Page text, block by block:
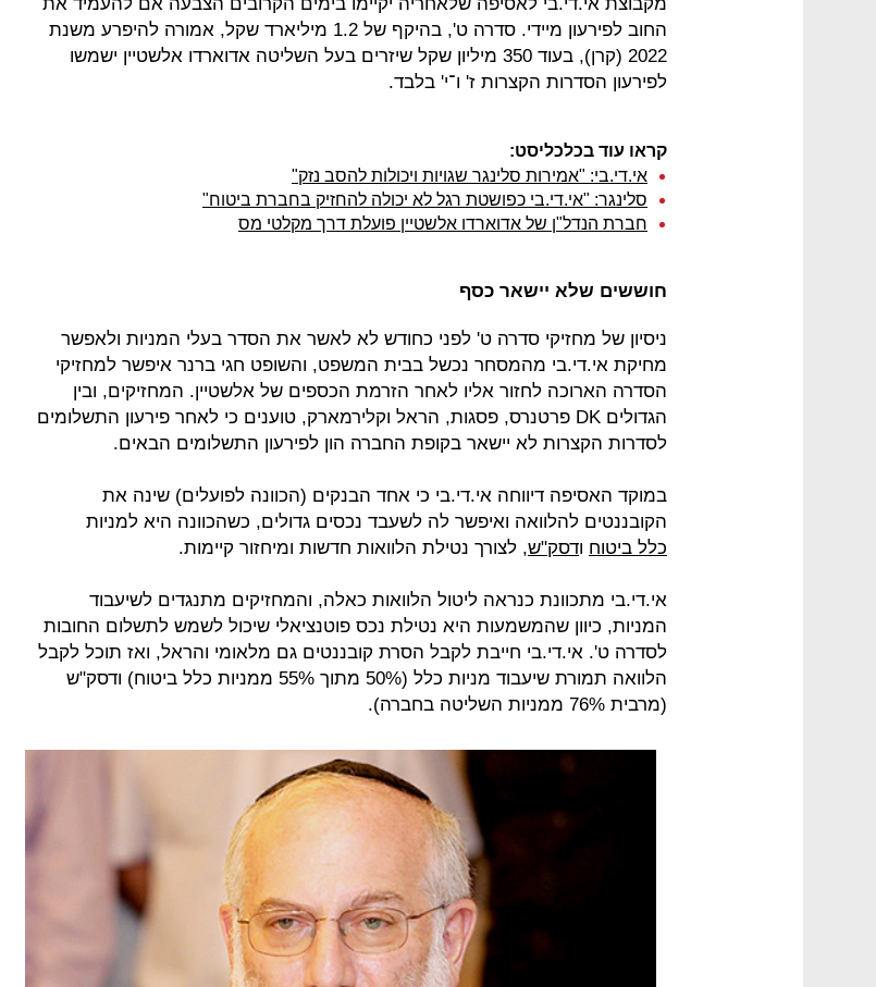
החוב לפירעון מיידי. סדרה ט', בהיקף של 1.2 מיליארד שקל, אמורה להיפרע משנת
2022 (קרן), בעוד 350 מיליון שקל שיזרים בעל השליטה אדוארדו אלשטיין ישמשו
לפירעון הסדרות הקצרות ז' ו־י' בלבד.
קראו עוד בכלכליסט:
אי.די.בי: "אמירות סלינגר שגויות ויכולות להסב נזק"
סלינגר: "אי.די.בי כפושטת רגל לא יכולה להחזיק בחברת ביטוח"
חברת הנדל"ן של אדוארדו אלשטיין פועלת דרך מקלטי מס
חוששים שלא יישאר כסף
ניסיון של מחזיקי סדרה ט' לפני כחודש לא לאשר את הסדר בעלי המניות ולאפשר
מחיקת אי.די.בי מהמסחר נכשל בבית המשפט, והשופט חגי ברנר איפשר למחזיקי
הסדרה הארוכה לחזור אליו לאחר הזרמת הכספים של אלשטיין. המחזיקים, ובין
הגדולים DK פרטנרס, פסגות, הראל וקלירמארק, טוענים כי לאחר פירעון התשלומים
לסדרות הקצרות לא יישאר בקופת החברה הון לפירעון התשלומים הבאים.
במוקד האסיפה דיווחה אי.די.בי כי אחד הבנקים (הכוונה לפועלים) שינה את
הקובננטים להלוואה ואיפשר לה לשעבד נכסים גדולים, כשהכוונה היא למניות
כלל ביטוח ודסק"ש, לצורך נטילת הלוואות חדשות ומיחזור קיימות.
אי.די.בי מתכוונת כנראה ליטול הלוואות כאלה, והמחזיקים מתנגדים לשיעבוד
המניות, כיוון שהמשמעות היא נטילת נכס פוטנציאלי שיכול לשמש לתשלום החובות
לסדרה ט'. אי.די.בי חייבת לקבל הסרת קובננטים גם מלאומי והראל, ואז תוכל לקבל
הלוואה תמורת שיעבוד מניות כלל (50% מתוך 55% ממניות כלל ביטוח) ודסק"ש
(מרבית 76% ממניות השליטה בחברה).